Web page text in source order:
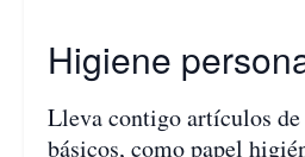
Higiene
Lleva contigo artículos
básicos, como papel